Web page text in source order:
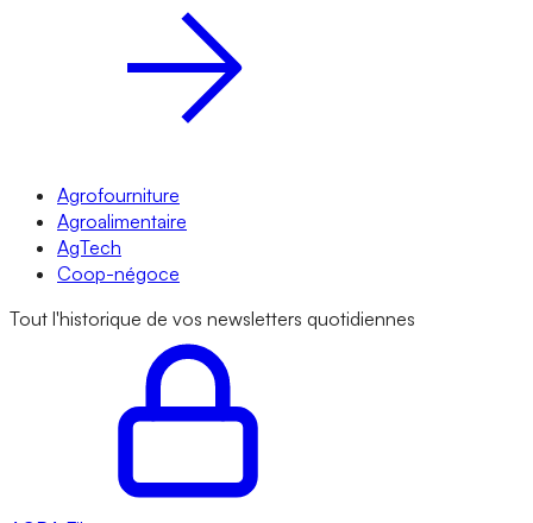
Agrofourniture
Agroalimentaire
AgTech
Coop-négoce
Tout l'historique de vos newsletters quotidiennes